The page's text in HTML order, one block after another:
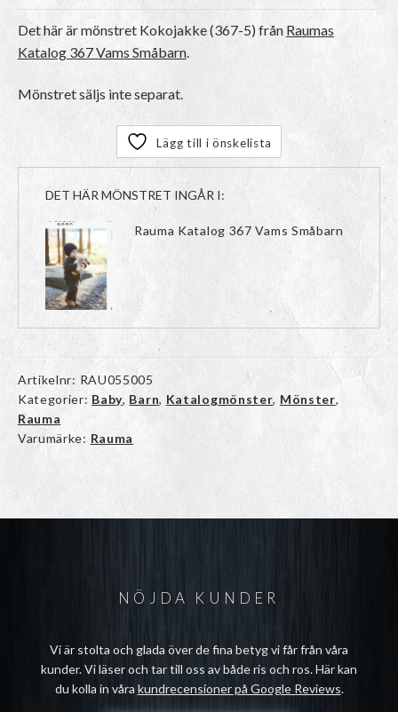
Det här är mönstret Kokojakke (367-5)från Raumas
Katalog 367 Vams Småbarn.
Mönstret säljs inte separat.
Lägg till i önskelista
DET HÄR MÖNSTRET INGÅR I:
Rauma Katalog 367 Vams Småbarn
Artikelnr: RAU055005
Kategorier: Baby, Barn, Katalogmönster, Mönster,
Rauma
Varumärke: Rauma
NÖJDA KUNDER
Vi är stolta och glada över de fina betyg vi får från våra
kunder. Vi läser och tar till oss av både ris och ros. Här kan
du kolla in våra kundrecensioner på Google Reviews.